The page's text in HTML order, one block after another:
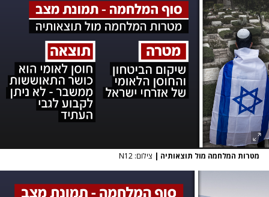
מטרות המלחמה מול תוצאותיה | צילום: N12